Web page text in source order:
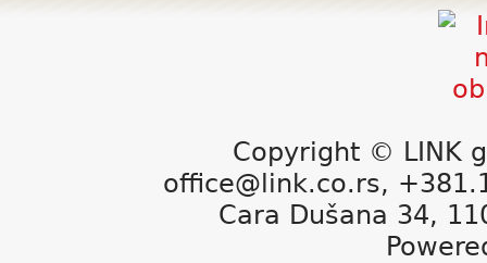
Copyright © LINK
office@link.co.rs,
Cara Dušana 34,